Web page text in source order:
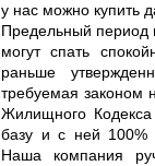
у нас можно купить
Предельный период
могут спать
раньше
требуемая законом
Жилищного Кодекса
базу и с ней 100%
Наша компания